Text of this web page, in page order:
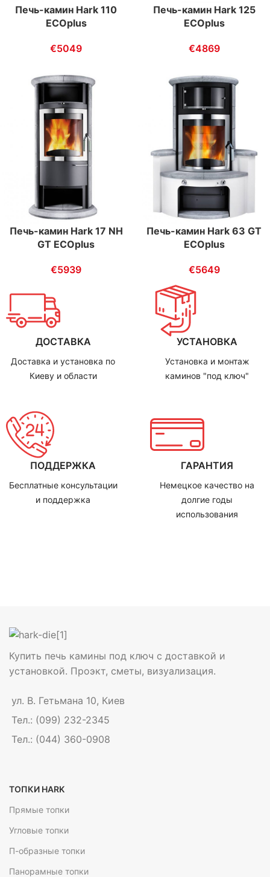
Печь-камин Hark 110
ECOplus
€5049
Печь-камин Hark 125
ECOplus
€4869
Печь-камин Hark 17 NH
GT ECOplus
€5939
Печь-камин Hark 63 GT
ECOplus
€5649
ДОСТАВКА
Доставка и установка по
Киеву и области
УСТАНОВКА
Установка и монтаж
каминов "под ключ"
ПОДДЕРЖКА
Бесплатные консультации
и поддержка
ГАРАНТИЯ
Немецкое качество на
долгие годы
использования
Купить печь камины под ключ с доставкой и
установкой. Проэкт, сметы, визуализация.
ул. В. Гетьмана 10, Киев
Тел.: (099) 232-2345
Тел.: (044) 360-0908
ТОПКИ HARK
Прямые топки
Угловые топки
П-образные топки
Панорамные топки